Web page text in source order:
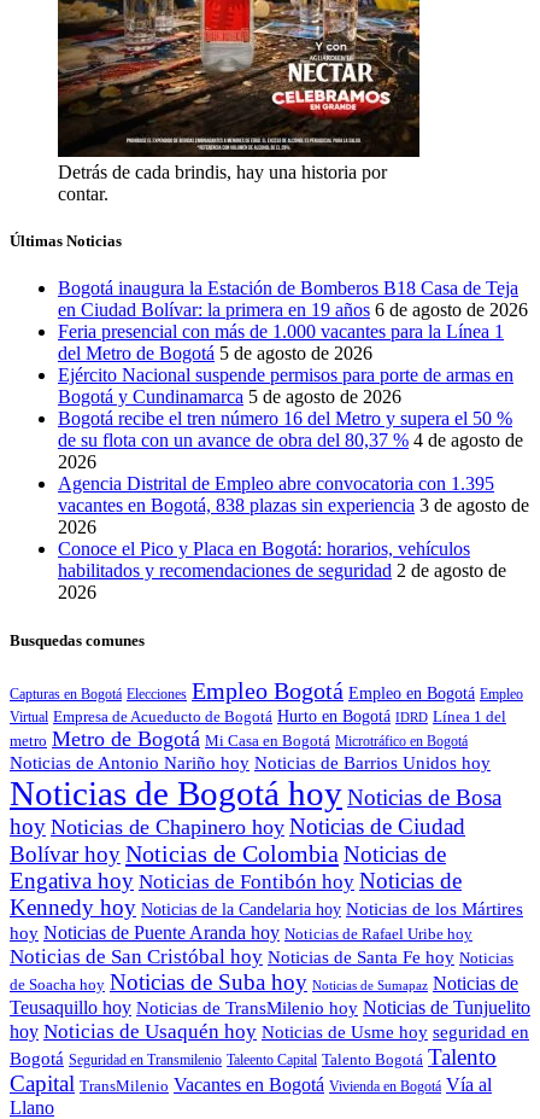
Detrás de cada brindis, hay una historia por
contar.
Últimas Noticias
Bogotá inaugura la Estación de Bomberos B18 Casa de Teja
en Ciudad Bolívar: la primera en 19 años 6 de agosto de 2026
Feria presencial con más de 1.000 vacantes para la Línea 1
del Metro de Bogotá 5 de agosto de 2026
Ejército Nacional suspende permisos para porte de armas en
Bogotá y Cundinamarca 5 de agosto de 2026
Bogotá recibe el tren número 16 del Metro y supera el 50 %
de su flota con un avance de obra del 80,37 % 4 de agosto de
2026
Agencia Distrital de Empleo abre convocatoria con 1.395
vacantes en Bogotá, 838 plazas sin experiencia 3 de agosto de
2026
Conoce el Pico y Placa en Bogotá: horarios, vehículos
habilitados y recomendaciones de seguridad 2 de agosto de
2026
Busquedas comunes
Capturas en Bogotá Elecciones Empleo Bogotá Empleo en Bogotá Empleo
Virtual Empresa de Acueducto de Bogotá Hurto en Bogotá IDRD Línea 1 del
metro Metro de Bogotá Mi Casa en Bogotá Microtráfico en Bogotá
Noticias de Antonio Nariño hoy Noticias de Barrios Unidos hoy
Noticias de Bogotá hoyNoticias de Bosa
hoy Noticias de Chapinero hoy Noticias de Ciudad
Bolívar hoyNoticias de Colombia Noticias de
Engativa hoy Noticias de Fontibón hoy Noticias de
Kennedy hoy Noticias de la Candelaria hoy Noticias de los Mártires
hoy Noticias de Puente Aranda hoy Noticias de Rafael Uribe hoy
Noticias de San Cristóbal hoy Noticias de Santa Fe hoy Noticias
de Soacha hoy Noticias de Suba hoy Noticias de Sumapaz Noticias de
Teusaquillo hoy Noticias de TransMilenio hoy Noticias de Tunjuelito
hoy Noticias de Usaquén hoy Noticias de Usme hoy seguridad en
Bogotá Seguridad en Transmilenio Taleento Capital Talento Bogotá Talento
Capital TransMilenio Vacantes en Bogotá Vivienda en Bogotá Vía al
Llano